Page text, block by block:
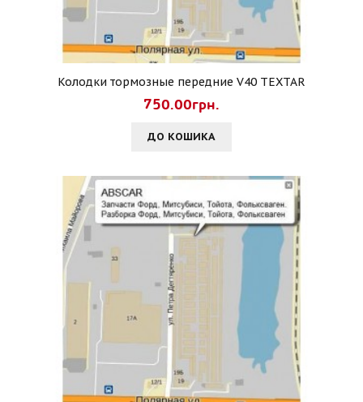
Колодки тормозные передние V40 TEXTAR
750.00грн.
ДО КОШИКА